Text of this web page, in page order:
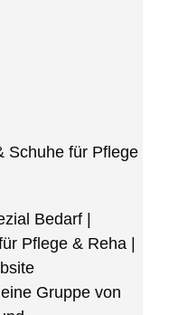
Schuhe für Pflege
Bedarf |
Pflege & Reha
Gruppe von